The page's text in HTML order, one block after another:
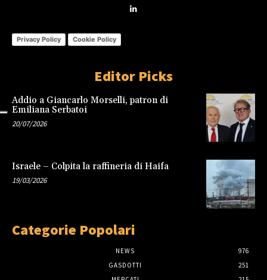
Privacy Policy Cookie Policy
Editor Picks
Addio a Giancarlo Morselli, patron di
Emiliana Serbatoi
20/07/2026
Israele – Colpita la raffineria di Haifa
19/03/2026
Categorie Popolari
NEWS
976
GASDOTTI
251